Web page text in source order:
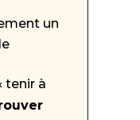
un
tenir à